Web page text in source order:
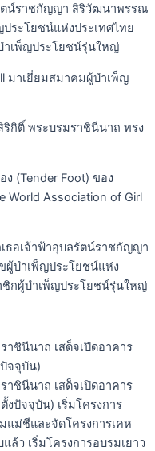
ตน์ราชกัญญา สิริวัฒนาพรรณ
ระโยชน์แห่งประเทศไทย
เพ็ญประโยชน์รุ่นใหญ่
มาเยี่ยมสมาคมผู้บำเพ็ญ
ริกิติ์ พระบรมราชินีนาถ ทรง
(Tender Foot) ของ
World Association of Girl
ธอเจ้าฟ้าอุบลรัตน์ราชกัญญา
ผู้บำเพ็ญประโยชน์แห่ง
กผู้บำเพ็ญประโยชน์รุ่นใหญ่
าชินีนาถ เสด็จเปิดอาคาร
จจุบัน)
าชินีนาถ เสด็จเปิดอาคาร
ปัจจุบัน) เริ่มโครงการ
แม่ชีและจัดโครงการเคห
ว เริ่มโครงการอบรมเยาว